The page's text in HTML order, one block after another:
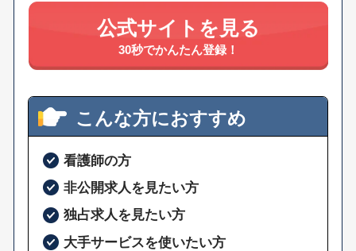
公式サイトを見る
30秒でかんたん登録！
こんな方におすすめ
看護師の方
非公開求人を見たい方
独占求人を見たい方
大手サービスを使いたい方